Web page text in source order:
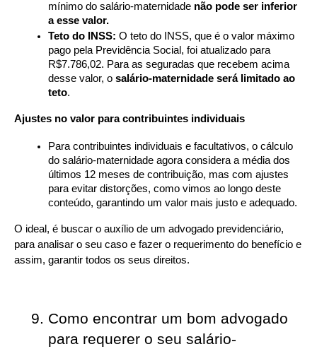
mínimo do salário-maternidade não pode ser inferior
a esse valor.
Teto do INSS: O teto do INSS, que é o valor máximo
pago pela Previdência Social, foi atualizado para
R$7.786,02. Para as seguradas que recebem acima
desse valor, o salário-maternidade será limitado ao
teto.
Ajustes no valor para contribuintes individuais
Para contribuintes individuais e facultativos, o cálculo
do salário-maternidade agora considera a média dos
últimos 12 meses de contribuição, mas com ajustes
para evitar distorções, como vimos ao longo deste
conteúdo, garantindo um valor mais justo e adequado.
O ideal, é buscar o auxílio de um advogado previdenciário,
para analisar o seu caso e fazer o requerimento do benefício e
assim, garantir todos os seus direitos.
Como encontrar um bom advogado
para requerer o seu salário-